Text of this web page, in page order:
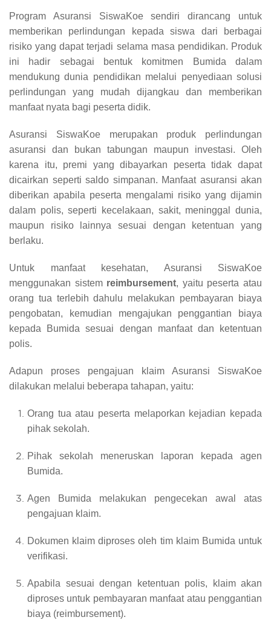
Program Asuransi SiswaKoe sendiri dirancang untuk
memberikan perlindungan kepada siswa dari berbagai
risiko yang dapat terjadi selama masa pendidikan. Produk
ini hadir sebagai bentuk komitmen Bumida dalam
mendukung dunia pendidikan melalui penyediaan solusi
perlindungan yang mudah dijangkau dan memberikan
manfaat nyata bagi peserta didik.
Asuransi SiswaKoe merupakan produk perlindungan
asuransi dan bukan tabungan maupun investasi. Oleh
karena itu, premi yang dibayarkan peserta tidak dapat
dicairkan seperti saldo simpanan. Manfaat asuransi akan
diberikan apabila peserta mengalami risiko yang dijamin
dalam polis, seperti kecelakaan, sakit, meninggal dunia,
maupun risiko lainnya sesuai dengan ketentuan yang
berlaku.
Untuk manfaat kesehatan, Asuransi SiswaKoe
menggunakan sistem reimbursement, yaitu peserta atau
orang tua terlebih dahulu melakukan pembayaran biaya
pengobatan, kemudian mengajukan penggantian biaya
kepada Bumida sesuai dengan manfaat dan ketentuan
polis.
Adapun proses pengajuan klaim Asuransi SiswaKoe
dilakukan melalui beberapa tahapan, yaitu:
Orang tua atau peserta melaporkan kejadian kepada
pihak sekolah.
Pihak sekolah meneruskan laporan kepada agen
Bumida.
Agen Bumida melakukan pengecekan awal atas
pengajuan klaim.
Dokumen klaim diproses oleh tim klaim Bumida untuk
verifikasi.
Apabila sesuai dengan ketentuan polis, klaim akan
diproses untuk pembayaran manfaat atau penggantian
biaya (reimbursement).